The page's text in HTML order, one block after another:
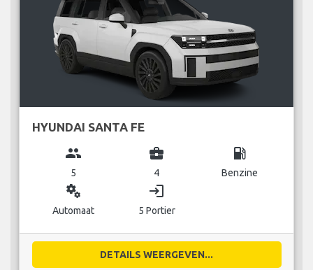
HYUNDAI SANTA FE
group
5
business_center
4
local_gas_station
Benzine
miscellaneous_services
Automaat
login
5 Portier
DETAILS WEERGEVEN...